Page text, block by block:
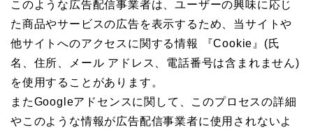
このような広告配信事業者は、ユーザーの興味に応じ
た商品やサービスの広告を表示するため、当サイトや
他サイトへのアクセスに関する情報 『Cookie』(氏
名、住所、メール アドレス、電話番号は含まれません)
を使用することがあります。
またGoogleアドセンスに関して、このプロセスの詳細
やこのような情報が広告配信事業者に使用されないよ